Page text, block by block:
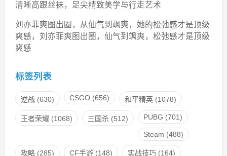
清晰高跟丝袜，足尖精致美学与行走艺术
刘亦菲爽图出圈，从仙气到飒爽，她的松弛感才是顶级
爽感，刘亦菲爽图出圈，仙气到飒爽，松弛感才是顶级
爽感
标签列表
逆战(630) CSGO(656) 和平精英(1078)
王者荣耀 (1068) 三国杀(512) PUBG (701)
Steam (488)
攻略(285) CF手游(148) 实战技巧(164)